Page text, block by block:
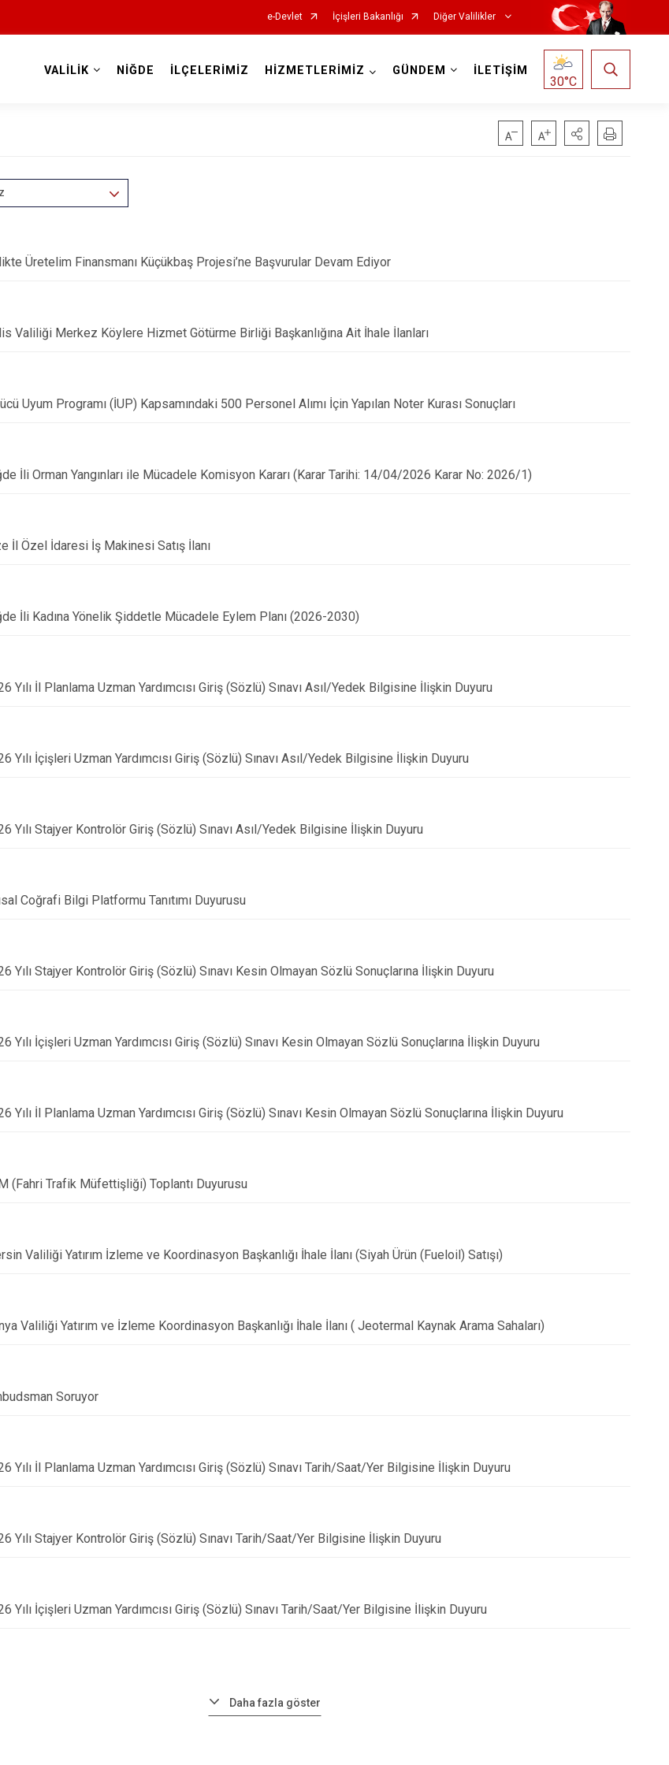
e-Devlet İçişleri Bakanlığı Diğer Valilikler
VALİLİK NİĞDE İLÇELERİMİZ HİZMETLERİMİZ GÜNDEM İLETİŞİM
30°C
Üretelim Finansmanı Küçükbaş Projesi’ne Başvurular Devam Ediyor
Valiliği Merkez Köylere Hizmet Götürme Birliği Başkanlığına Ait İhale İlanları
Uyum Programı (İUP) Kapsamındaki 500 Personel Alımı İçin Yapılan Noter Kurası Sonuçları
İli Orman Yangınları ile Mücadele Komisyon Kararı (Karar Tarihi: 14/04/2026 Karar No: 2026/1)
İl Özel İdaresi İş Makinesi Satış İlanı
İli Kadına Yönelik Şiddetle Mücadele Eylem Planı (2026-2030)
Yılı İl Planlama Uzman Yardımcısı Giriş (Sözlü) Sınavı Asıl/Yedek Bilgisine İlişkin Duyuru
Yılı İçişleri Uzman Yardımcısı Giriş (Sözlü) Sınavı Asıl/Yedek Bilgisine İlişkin Duyuru
Yılı Stajyer Kontrolör Giriş (Sözlü) Sınavı Asıl/Yedek Bilgisine İlişkin Duyuru
Coğrafi Bilgi Platformu Tanıtımı Duyurusu
Yılı Stajyer Kontrolör Giriş (Sözlü) Sınavı Kesin Olmayan Sözlü Sonuçlarına İlişkin Duyuru
Yılı İçişleri Uzman Yardımcısı Giriş (Sözlü) Sınavı Kesin Olmayan Sözlü Sonuçlarına İlişkin Duyuru
Yılı İl Planlama Uzman Yardımcısı Giriş (Sözlü) Sınavı Kesin Olmayan Sözlü Sonuçlarına İlişkin Duyuru
(Fahri Trafik Müfettişliği) Toplantı Duyurusu
Valiliği Yatırım İzleme ve Koordinasyon Başkanlığı İhale İlanı (Siyah Ürün (Fueloil) Satışı)
Valiliği Yatırım ve İzleme Koordinasyon Başkanlığı İhale İlanı ( Jeotermal Kaynak Arama Sahaları)
Soruyor
Yılı İl Planlama Uzman Yardımcısı Giriş (Sözlü) Sınavı Tarih/Saat/Yer Bilgisine İlişkin Duyuru
Yılı Stajyer Kontrolör Giriş (Sözlü) Sınavı Tarih/Saat/Yer Bilgisine İlişkin Duyuru
Yılı İçişleri Uzman Yardımcısı Giriş (Sözlü) Sınavı Tarih/Saat/Yer Bilgisine İlişkin Duyuru
Daha fazla göster